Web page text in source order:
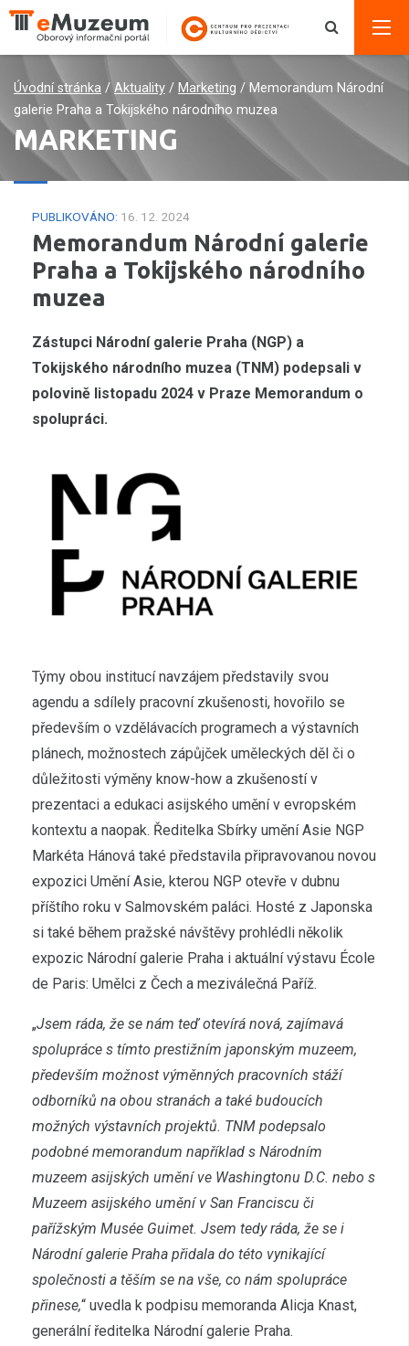
Úvodní stránka / Aktuality / Marketing / Memorandum Národní
galerie Praha a Tokijského národního muzea
MARKETING
PUBLIKOVÁNO: 16. 12. 2024
Memorandum Národní galerie
Praha a Tokijského národního
muzea
Zástupci Národní galerie Praha (NGP) a
Tokijského národního muzea (TNM) podepsali v
polovině listopadu 2024 v Praze Memorandum o
spolupráci.
Týmy obou institucí navzájem představily svou
agendu a sdílely pracovní zkušenosti, hovořilo se
především o vzdělávacích programech a výstavních
plánech, možnostech zápůjček uměleckých děl či o
důležitosti výměny know-how a zkušeností v
prezentaci a edukaci asijského umění v evropském
kontextu a naopak. Ředitelka Sbírky umění Asie NGP
Markéta Hánová také představila připravovanou novou
expozici Umění Asie, kterou NGP otevře v dubnu
příštího roku v Salmovském paláci. Hosté z Japonska
si také během pražské návštěvy prohlédli několik
expozic Národní galerie Praha i aktuální výstavu École
de Paris: Umělci z Čech a meziválečná Paříž.
„Jsem ráda, že se nám teď otevírá nová, zajímavá
spolupráce s tímto prestižním japonským muzeem,
především možnost výměnných pracovních stáží
odborníků na obou stranách a také budoucích
možných výstavních projektů. TNM podepsalo
podobné memorandum například s Národním
muzeem asijských umění ve Washingtonu D.C. nebo s
Muzeem asijského umění v San Franciscu či
pařížským Musée Guimet. Jsem tedy ráda, že se i
Národní galerie Praha přidala do této vynikající
společnosti a těším se na vše, co nám spolupráce
přinese,“ uvedla k podpisu memoranda Alicja Knast,
generální ředitelka Národní galerie Praha.